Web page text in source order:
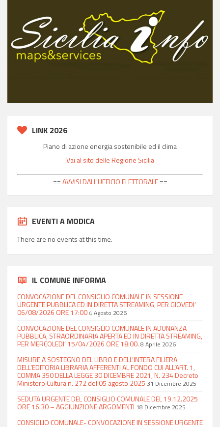
LINK 2026
Piano di azione energia sostenibile ed il clima
Vai al sito delle Regione Sicilia
==AVVISI DALL'UFFICIO ELETTORALE==
EVENTI A MODICA
There are no events at this time.
IL COMUNE INFORMA
CONVOCAZIONE DEL CONSIGLIO COMUNALE IN SESSIONE
URGENTE PUBBLICA ED IN DIRETTA STREAMING, PER GIOVEDI’
06/08/2026 ORE 17:004 Agosto 2026
CONVOCAZIONE DEL CONSIGLIO COMUNALE IN ADUNANZA
PUBBLICA, STRAORDINARIA APERTA ED IN DIRETTA STREAMING,
PER MERCOLEDI’ 15/04/2026 ORE 18:00. 8 Aprile 2026
MISURE A SOSTEGNO DEL LIBRO E DELL’INTERA FILIERA
DELL’EDITORIA LIBRARIA AFFERENTI AL FONDO CUI ALL’ART. 1,
COMMA 350 DELLA LEGGE 30 DICEMBRE 2021, N. 234 Decreto
Ministero Cultura n. 272 del 05 agosto 2025 31 Dicembre 2025
SEDUTA URGENTE DEL CONSIGLIO COMUNALE DEL 19.12.2025
ORE 16:30 – AGGIUNZIONE ARGOMENTI 18 Dicembre 2025
CONSIGLIO COMUNALE- CONVOCAZIONE IN SESSIONE URGENTE